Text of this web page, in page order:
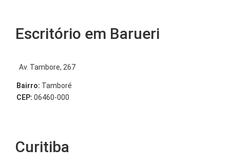
Escritório em Barueri
Av. Tambore, 267
Bairro: Tamboré
CEP: 06460-000
Curitiba